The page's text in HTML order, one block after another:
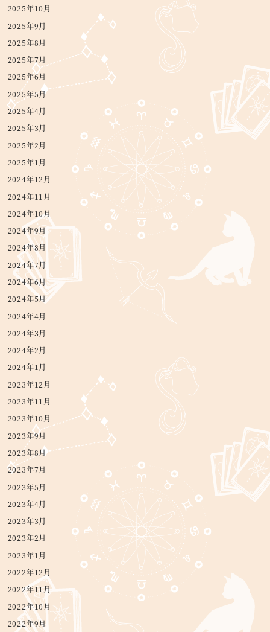
2025年10月
2025年9月
2025年8月
2025年7月
2025年6月
2025年5月
2025年4月
2025年3月
2025年2月
2025年1月
2024年12月
2024年11月
2024年10月
2024年9月
2024年8月
2024年7月
2024年6月
2024年5月
2024年4月
2024年3月
2024年2月
2024年1月
2023年12月
2023年11月
2023年10月
2023年9月
2023年8月
2023年7月
2023年5月
2023年4月
2023年3月
2023年2月
2023年1月
2022年12月
2022年11月
2022年10月
2022年9月